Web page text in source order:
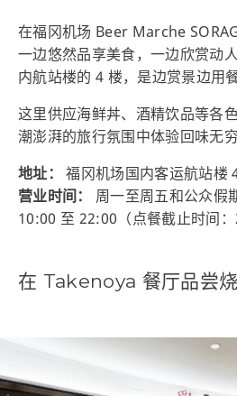
在福冈机场 Beer Marche
一边悠然品享美食，一边欣赏动
内航站楼的 4 楼，是边赏景边用
这里供应海鲜丼、酒精饮品等各
潮澎湃的旅行氛围中体验回味无
地址：
福冈机场国内客运航站楼
营业时间：
周一至周五和公众假
10:00 至 22:00（点餐截止时间：
在 Takenoya 餐厅品尝